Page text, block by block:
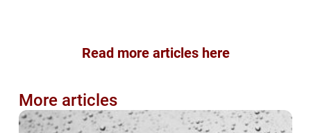
Read more articles here
More articles